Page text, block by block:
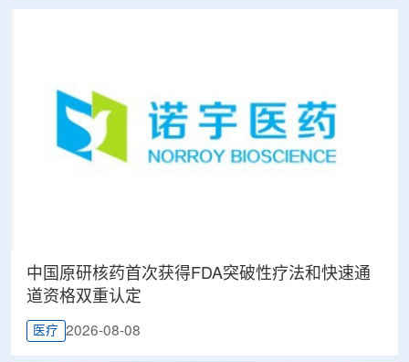
中国原研核药首次获得FDA突破性疗法和快速通
道资格双重认定
医疗 2026-08-08